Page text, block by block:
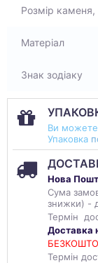
Розмір
Матеріал
Знак зодіаку
Ви можете
Упаковка
Нова
Сума
знижки) -
Термін
Доставка
Термін